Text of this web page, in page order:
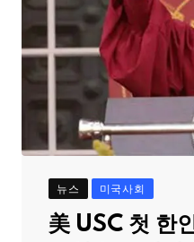
뉴스 미국사회
美 USC 첫 한